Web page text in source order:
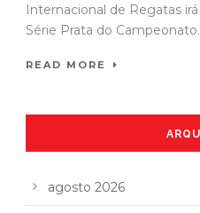
Internacional de Regatas
Série Prata do
READ MORE
agosto 2026